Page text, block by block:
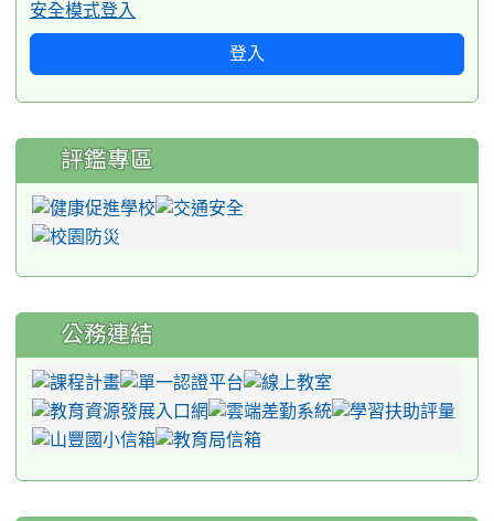
安全模式登入
登入
評鑑專區
公務連結